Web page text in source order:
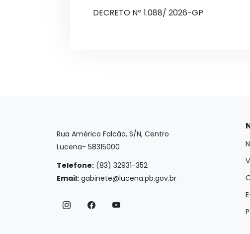
DECRETO Nº 1.088/ 2026-GP
Rua Américo Falcão, S/N, Centro
Lucena- 58315000
Telefone: (83) 32931-352
Email: gabinete@lucena.pb.gov.br